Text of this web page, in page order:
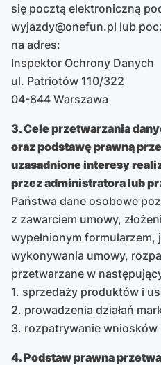
się pocztą elektroniczną
wyjazdy@onefun.pl lub
na adres:
Inspektor Ochrony Danych
ul. Patriotów 110/322
04-844 Warszawa
3. Cele przetwarzania
oraz podstawę prawną
uzasadnione interesy
przez administratora lub
Państwa dane osobowe
z zawarciem umowy,
wypełnionym formularzem,
wykonywania umowy,
przetwarzane w
1. sprzedaży produktów i
2. prowadzenia działań
3. rozpatrywanie wniosków
4. Podstaw prawna